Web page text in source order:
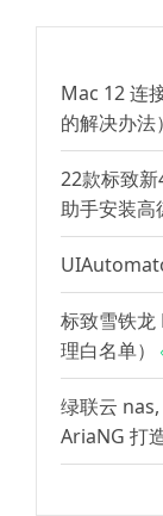
Mac 12 连
的解决办法
22款标致
助手安装
标致雪铁龙
理白名单）
绿联云
AriaNG 打